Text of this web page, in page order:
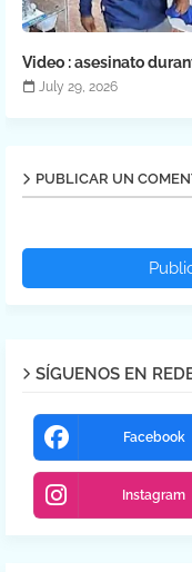
Video : asesinato
July 29, 2026
PUBLICAR UN
SÍGUENOS EN
Facebook
Instagram